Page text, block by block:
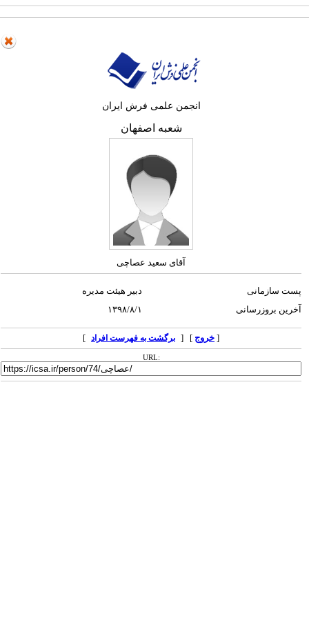
انجمن علمی فرش ایران
شعبه اصفهان
آقای سعید عصاچی
پست سازمانی
دبیر هیئت مدیره
آخرین بروزرسانی
۱۳۹۸/۸/۱
خروج] [ برگشت به فهرست افراد ]
URL: